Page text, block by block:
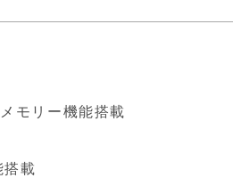
モリー機能搭載
載